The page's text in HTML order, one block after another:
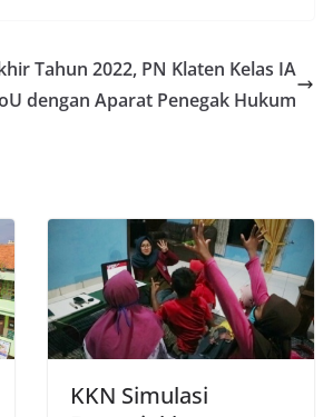
Tahun 2022, PN Klaten Kelas IA
dengan Aparat Penegak Hukum
KKN Simulasi